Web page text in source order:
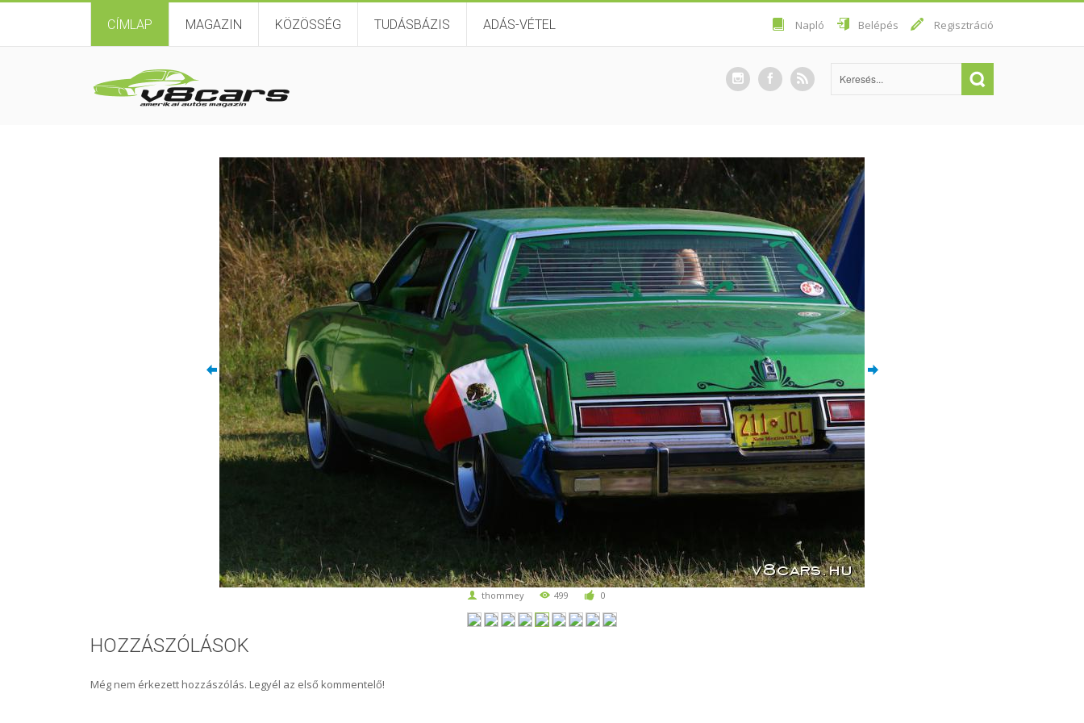
CÍMLAP MAGAZIN KÖZÖSSÉG TUDÁSBÁZIS ADÁS-VÉTEL Napló Belépés Regisztráció
thommey 499 0
HOZZÁSZÓLÁSOK
Még nem érkezett hozzászólás. Legyél az első kommentelő!